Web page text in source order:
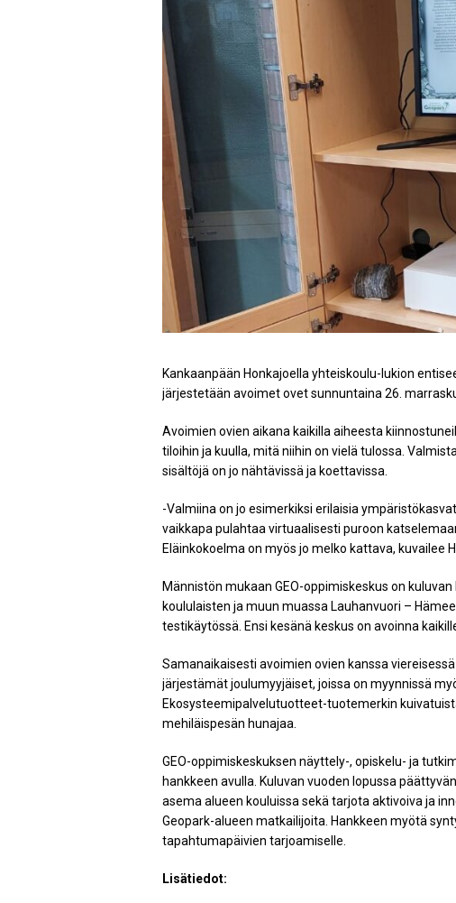
Kankaanpään Honkajoella yhteiskoulu-lukion
järjestetään avoimet ovet sunnuntaina 26.
Avoimien ovien aikana kaikilla aiheesta
tiloihin ja kuulla, mitä niihin on vielä tulossa.
sisältöjä on jo nähtävissä ja koettavissa.
-Valmiina on jo esimerkiksi erilaisia
vaikkapa pulahtaa virtuaalisesti puroon
Eläinkokoelma on myös jo melko kattava, kuvailee
Männistön mukaan GEO-oppimiskeskus on
koululaisten ja muun muassa Lauhanvuori –
testikäytössä. Ensi kesänä keskus on avoinna
Samanaikaisesti avoimien ovien kanssa
järjestämät joulumyyjäiset, joissa on myynnissä
Ekosysteemipalvelutuotteet-tuotemerkin
mehiläispesän hunajaa.
GEO-oppimiskeskuksen näyttely-, opiskelu- ja
hankkeen avulla. Kuluvan vuoden lopussa
asema alueen kouluissa sekä tarjota aktivoiva ja
Geopark-alueen matkailijoita. Hankkeen myötä
tapahtumapäivien tarjoamiselle.
Lisätiedot: